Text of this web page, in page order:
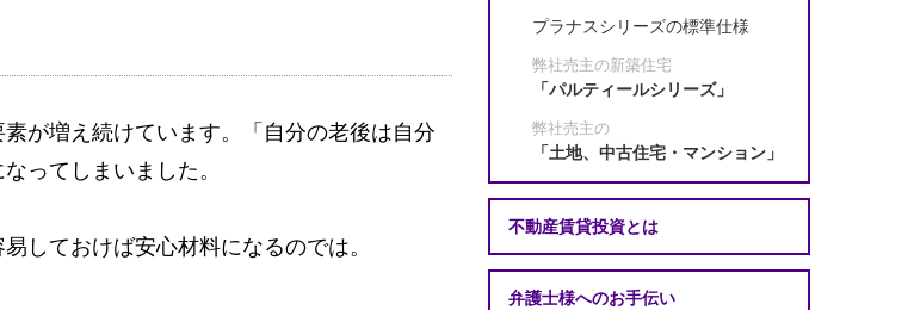
が増え続けています。「自分の老後は自分
ってしまいました。
しておけば安心材料になるのでは。
プラナスシリーズの標準仕様
弊社売主の新築住宅
「パルティールシリーズ」
弊社売主の
「土地、中古住宅・マンション」
不動産賃貸投資とは
弁護士様へのお手伝い